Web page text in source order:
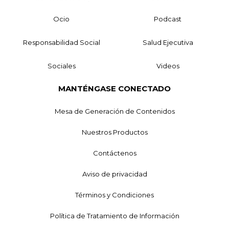
Ocio Podcast
Responsabilidad Social Salud Ejecutiva
Sociales Videos
MANTÉNGASE CONECTADO
Mesa de Generación de Contenidos
Nuestros Productos
Contáctenos
Aviso de privacidad
Términos y Condiciones
Política de Tratamiento de Información